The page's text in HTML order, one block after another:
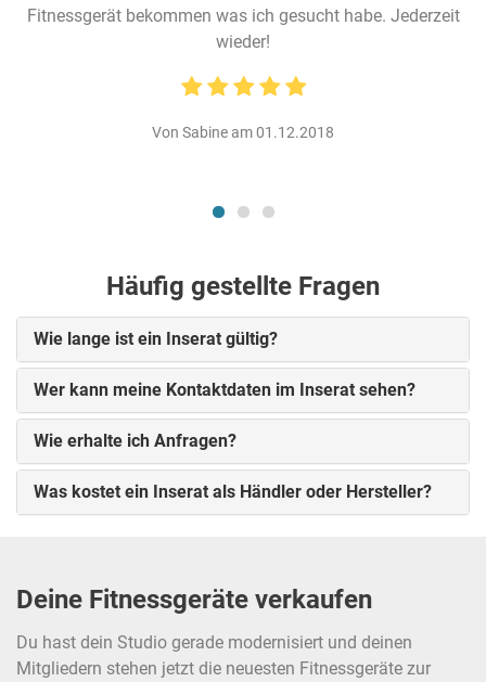
Fitnessgerät bekommen was ich gesucht habe. Jederzeit
wieder!
Von Sabine am 01.12.2018
Häufig gestellte Fragen
Wie lange ist ein Inserat gültig?
Wer kann meine Kontaktdaten im Inserat sehen?
Wie erhalte ich Anfragen?
Was kostet ein Inserat als Händler oder Hersteller?
Deine Fitnessgeräte verkaufen
Du hast dein Studio gerade modernisiert und deinen
Mitgliedern stehen jetzt die neuesten Fitnessgeräte zur